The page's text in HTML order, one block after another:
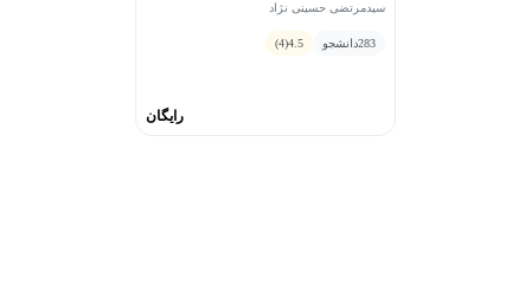
سیدمرتضی حسینی نژاد
283دانشجو 4.5
(4)
رایگان